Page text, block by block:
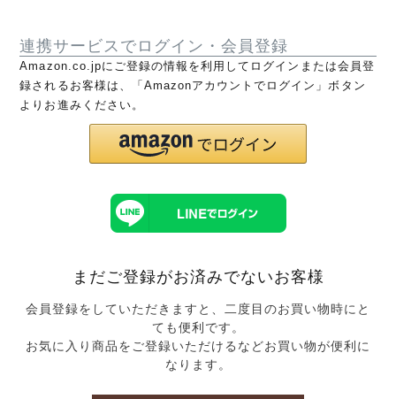
連携サービスでログイン・会員登録
Amazon.co.jpにご登録の情報を利用してログインまたは会員登
録されるお客様は、「Amazonアカウントでログイン」ボタン
よりお進みください。
まだご登録がお済みでないお客様
会員登録をしていただきますと、二度目のお買い物時にと
ても便利です。
お気に入り商品をご登録いただけるなどお買い物が便利に
なります。